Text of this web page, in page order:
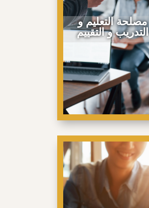
مصلحة التعليم و
التدريب و التقييم